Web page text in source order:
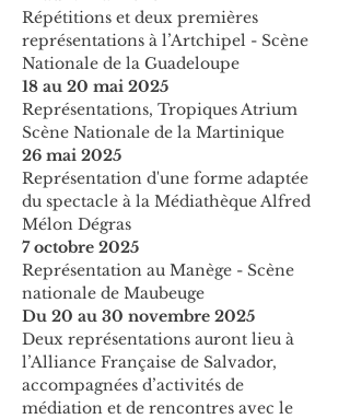
Répétitions et deux premières
représentations à l’Artchipel - Scène
Nationale de la Guadeloupe
18 au 20 mai 2025
Représentations, Tropiques Atrium
Scène Nationale de la Martinique
26 mai 2025
Représentation d'une forme adaptée
du spectacle à la Médiathèque Alfred
Mélon Dégras
7 octobre 2025
Représentation au Manège - Scène
nationale de Maubeuge
Du 20 au 30 novembre 2025
Deux représentations auront lieu à
l’Alliance Française de Salvador,
accompagnées d’activités de
médiation et de rencontres avec le